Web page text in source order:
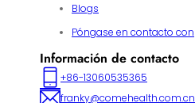
Blogs
Póngase en contacto con
Información de contacto
+86-13060535365
franky@comehealth.com.cn